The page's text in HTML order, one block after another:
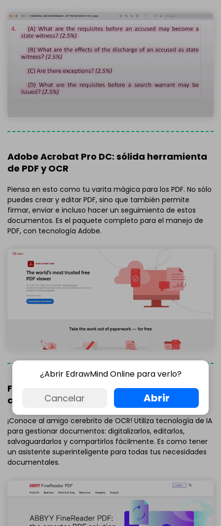
Adobe Acrobat Pro DC: sólida herramienta
de PDF y OCR
Piensa en esto como tu varita mágica para los PDF. No sólo
puedes crear y editar PDF, sino que también permite
firmar, enviar e incluso hacer un seguimiento de estos
documentos. Es el paquete completo para el manejo de
PDF, con tecnología Adobe.
FineReader PDF - Potente para la
conversión y edición de documentos
¡Conoce al amigo cerebrito de OCR! Utiliza tecnología de IA
para gestionar documentos: digitalizarlos, editarlos,
salvaguardarlos y compartirlos fácilmente. Es como tener
un asistente superinteligente para todas tus necesidades
documentales.
¿Abrir EdrawMind Online para verlo?
Cancelar Abrir